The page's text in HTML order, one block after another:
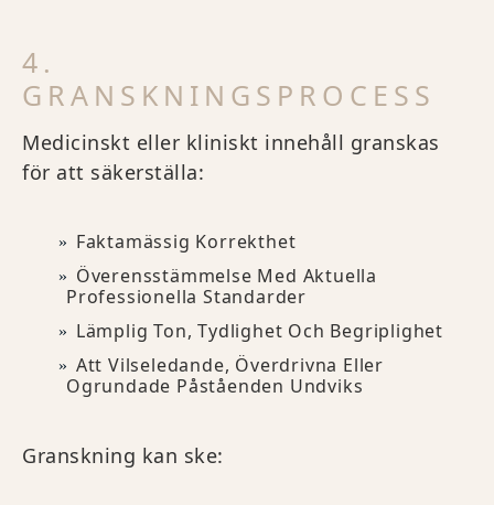
4.
GRANSKNINGSPROCESS
Medicinskt eller kliniskt innehåll granskas
för att säkerställa:
Faktamässig Korrekthet
Överensstämmelse Med Aktuella
Professionella Standarder
Lämplig Ton, Tydlighet Och Begriplighet
Att Vilseledande, Överdrivna Eller
Ogrundade Påståenden Undviks
Granskning kan ske: